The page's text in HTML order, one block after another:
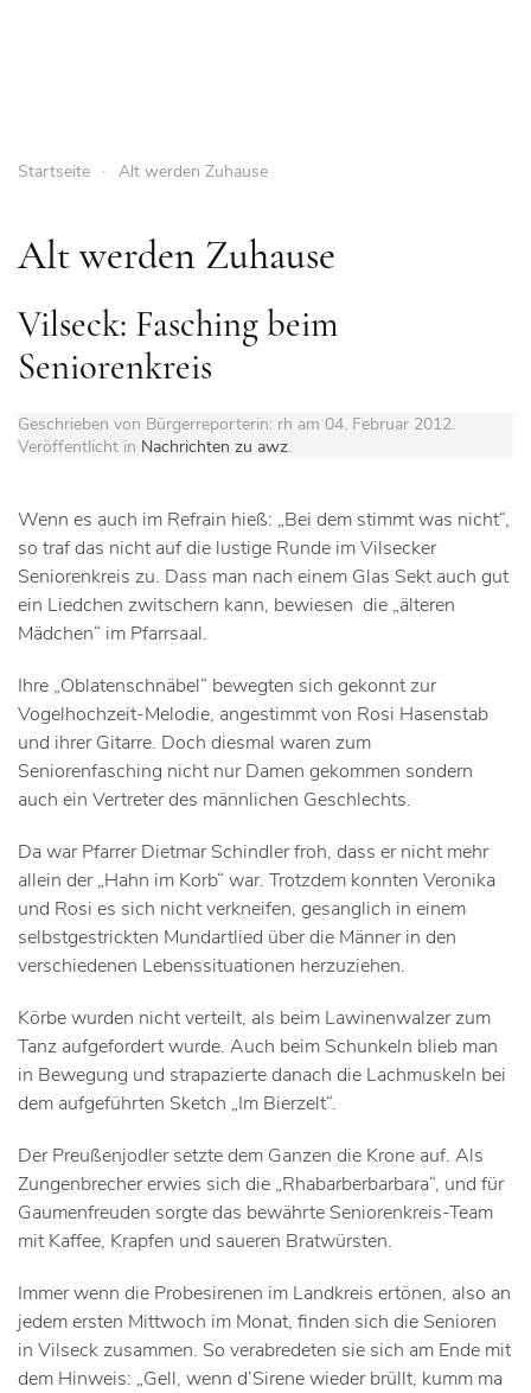
Startseite Alt werden Zuhause
Alt werden Zuhause
Vilseck: Fasching beim
Seniorenkreis
Geschrieben von Bürgerreporterin: rh am 04. Februar 2012.
Veröffentlicht in Nachrichten zu awz.
Wenn es auch im Refrain hieß: „Bei dem stimmt was nicht“,
so traf das nicht auf die lustige Runde im Vilsecker
Seniorenkreis zu. Dass man nach einem Glas Sekt auch gut
ein Liedchen zwitschern kann, bewiesen die „älteren
Mädchen“ im Pfarrsaal.
Ihre „Oblatenschnäbel“ bewegten sich gekonnt zur
Vogelhochzeit-Melodie, angestimmt von Rosi Hasenstab
und ihrer Gitarre. Doch diesmal waren zum
Seniorenfasching nicht nur Damen gekommen sondern
auch ein Vertreter des männlichen Geschlechts.
Da war Pfarrer Dietmar Schindler froh, dass er nicht mehr
allein der „Hahn im Korb“ war. Trotzdem konnten Veronika
und Rosi es sich nicht verkneifen, gesanglich in einem
selbstgestrickten Mundartlied über die Männer in den
verschiedenen Lebenssituationen herzuziehen.
Körbe wurden nicht verteilt, als beim Lawinenwalzer zum
Tanz aufgefordert wurde. Auch beim Schunkeln blieb man
in Bewegung und strapazierte danach die Lachmuskeln bei
dem aufgeführten Sketch „Im Bierzelt“.
Der Preußenjodler setzte dem Ganzen die Krone auf. Als
Zungenbrecher erwies sich die „Rhabarberbarbara“, und für
Gaumenfreuden sorgte das bewährte Seniorenkreis-Team
mit Kaffee, Krapfen und saueren Bratwürsten.
Immer wenn die Probesirenen im Landkreis ertönen, also an
jedem ersten Mittwoch im Monat, finden sich die Senioren
in Vilseck zusammen. So verabredeten sie sich am Ende mit
dem Hinweis: „Gell, wenn d’Sirene wieder brüllt, kumm ma